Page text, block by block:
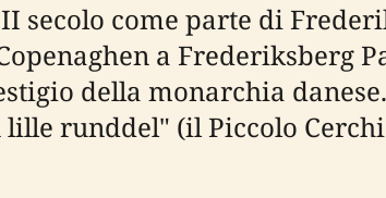
secolo come parte di
a Frederiksberg
della monarchia
runddel" (il Piccolo